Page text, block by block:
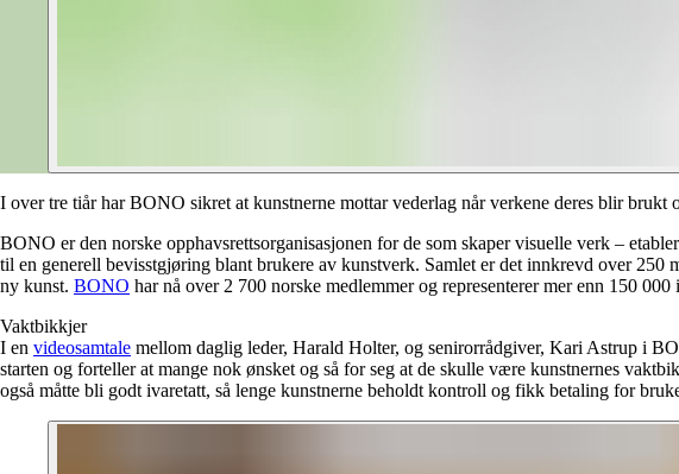
I over tre tiår har BONO sikret at kunstnerne mottar vederlag når verkene deres blir
BONO er den norske opphavsrettsorganisasjonen for de som skaper visuelle verk –
til en generell bevisstgjøring blant brukere av kunstverk. Samlet er det innkrevd over
ny kunst. BONO har nå over 2 700 norske medlemmer og representerer mer enn 150
Vaktbikkjer
I en videosamtale mellom daglig leder, Harald Holter, og senirorrådgiver, Kari Astrup i
starten og forteller at mange nok ønsket og så for seg at de skulle være kunstnernes
også måtte bli godt ivaretatt, så lenge kunstnerne beholdt kontroll og fikk betaling for